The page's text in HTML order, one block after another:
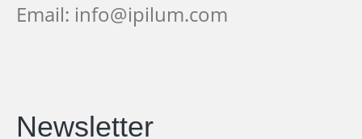
Email: info@ipilum.com
Newsletter